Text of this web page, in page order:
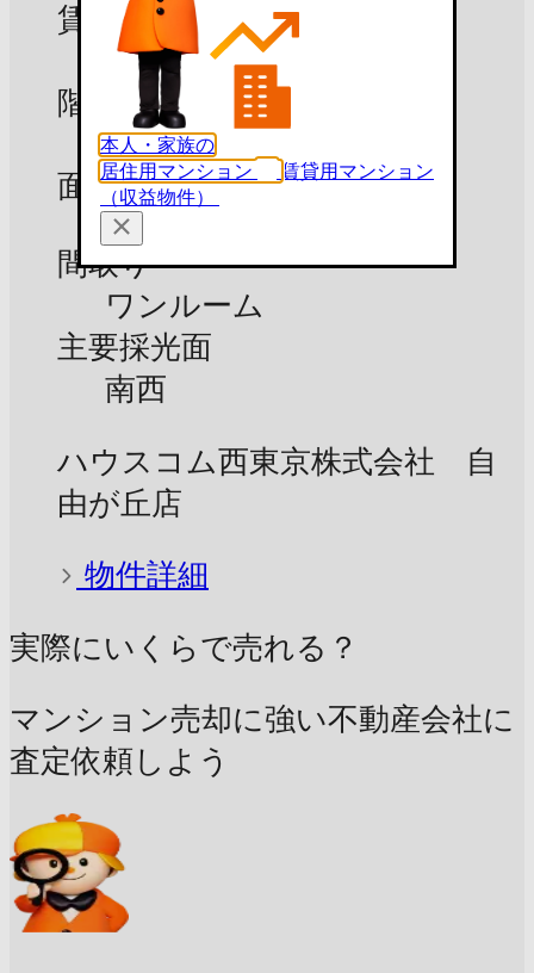
賃料
7.9万円
階数
2階
面積
16.22m²
間取り
ワンルーム
主要採光面
南西
ハウスコム西東京株式会社 自
由が丘店
物件詳細
実際にいくらで売れる？
マンション売却に強い不動産会社に
査定依頼しよう
本人・家族の
居住用マンション
賃貸用マンション
（収益物件）